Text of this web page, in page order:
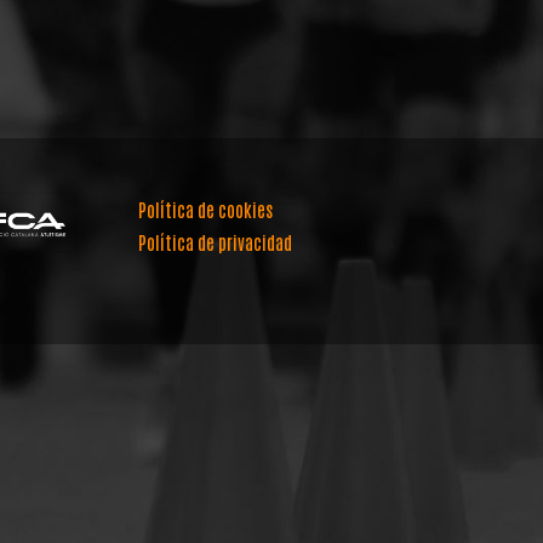
Política de cookies
Política de privacidad